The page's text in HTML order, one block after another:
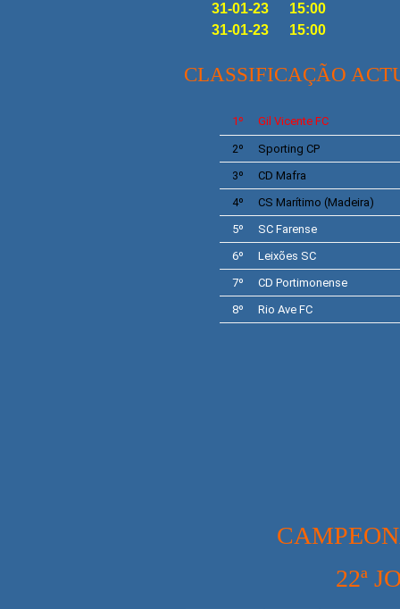
31-01-23
15:00
31-01-23
15:00
CLASSIFICAÇÃO
1º Gil VicenteFC
2º Sporting CP
3º
CD Mafra
4º
CS Marítimo (Madeira)
5º
SC Farense
6º
Leixões SC
7º
CD Portimonense
8º
Rio AveFC
22ª